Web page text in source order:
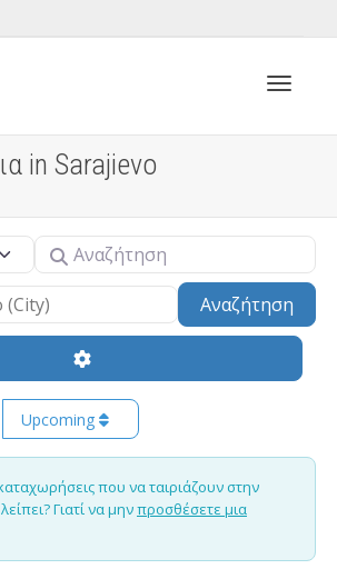
in Sarajievo
Αναζήτηση
Αναζήτηση
Upcoming
που να ταιριάζουν στην
Γιατί να μηνπροσθέσετε μια